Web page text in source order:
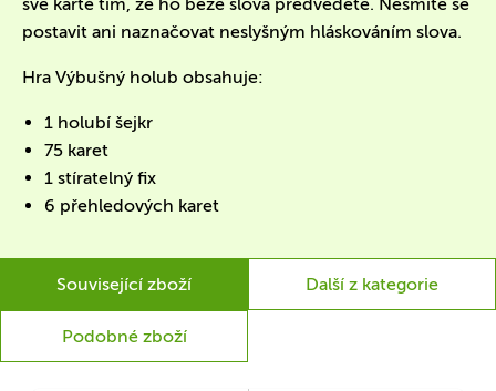
postavit ani naznačovat neslyšným hláskováním slova.
Hra Výbušný holub obsahuje:
1 holubí šejkr
75 karet
1 stíratelný fix
6 přehledových karet
Související zboží Další z kategorie
Podobné zboží